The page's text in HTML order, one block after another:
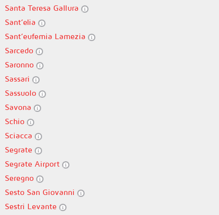
Santa Teresa Gallura
Sant’elia
Sant’eufemia Lamezia
Sarcedo
Saronno
Sassari
Sassuolo
Savona
Schio
Sciacca
Segrate
Segrate Airport
Seregno
Sesto San Giovanni
Sestri Levante